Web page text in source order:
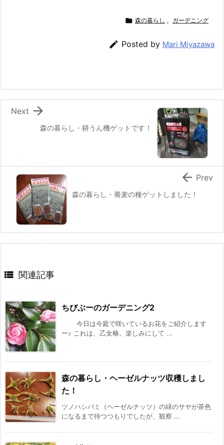
o
k
a
ai
l
 森の暮らし , ガーデニング
 Posted by Mari Miyazawa
森の暮らし・耕うん機ゲットです！

Next
森の暮らし・蕎麦の種ゲットしました！
 Prev
 関連記事
ちびぶーのガーデニング2
今日は今庭で咲いているお花をご紹介します
ー♪ これは、乙女椿。楽しみにして ...
森の暮らし・ヘーゼルナッツ収穫しまし
た！
ツノハシバミ（ヘーゼルナッツ）の緑のサヤが茶色
になるまで待つつもりでしたが、観察 ...